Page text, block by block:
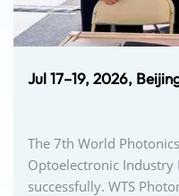
Jul 17–19, 2026,
The 7th World
Optoelectronic Industry
successfully. WTS